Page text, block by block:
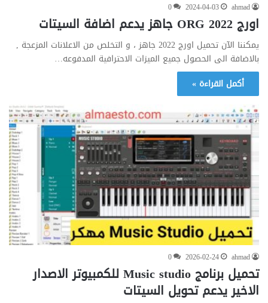
ahmad
2024-04-03
0
اورج ORG 2022 جاهز يدعم اضافة السيتات
يمكننا الآن تحميل اورج 2022 جاهز ، و التخلص من الاعلانات المزعجة ,
بالاضافة الى الحصول جميع الميزات الاحترافية المدفوعه…
أكمل القراءة »
ahmad
2026-02-24
0
تحميل برنامج Music studio للكمبيوتر الاصدار
الاخير يدعم تحويل السيتات